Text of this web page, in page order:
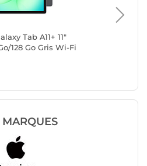
Tab A11+ 11"
128 Go Gris Wi-Fi